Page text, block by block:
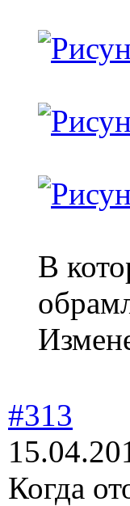
В
#313
Когда